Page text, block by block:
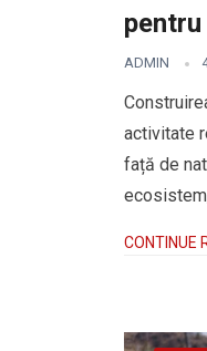
ADMIN
activitate
față de
CONTINUE